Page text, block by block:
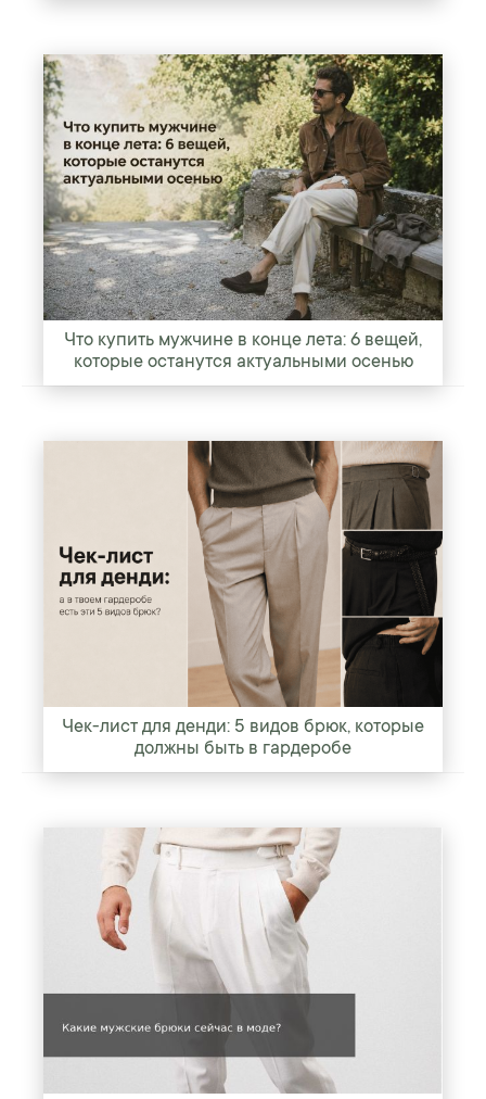
Что купить мужчине в конце лета: 6 вещей,
которые останутся актуальными осенью
Чек-лист для денди: 5 видов брюк, которые
должны быть в гардеробе